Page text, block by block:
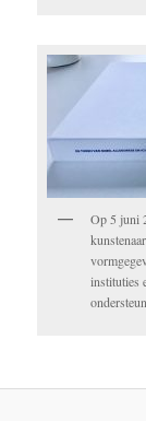
Op 5 juni
instituties